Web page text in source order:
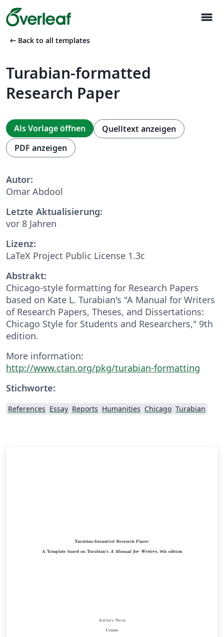
menu
arrow_left_alt Back to all templates
Turabian-formatted
Research Paper
Als Vorlage öffnen
Quelltext anzeigen
PDF anzeigen
Autor:
Omar Abdool
Letzte Aktualisierung:
vor 8 Jahren
Lizenz:
LaTeX Project Public License 1.3c
Abstrakt:
Chicago-style for­mat­ting for Research Papers
based on Kate L. Tura­bian's "A Man­ual for Writ­ers
of Re­search Papers, Th­e­ses, and Dis­ser­ta­tions:
Chicago Style for Stu­dents and Re­searchers," 9th
edi­tion.
More information:
http://www.ctan.org/pkg/turabian-formatting
Stichworte:
References Essay Reports Humanities Chicago Turabian